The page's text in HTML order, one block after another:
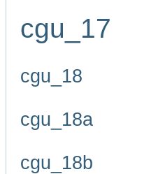
cgu_17
cgu_18
cgu_18a
cgu_18b